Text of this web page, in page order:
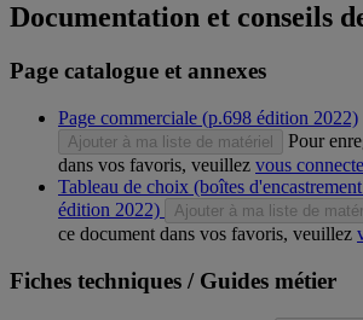
Documentation et conseils
Page catalogue et annexes
Page commerciale (p.698 édition 2022)
Ajouter à ma liste de matériel
Pour
dans vos favoris, veuillez vous
Tableau de choix (boîtes
édition 2022)
Ajouter à ma liste de
ce document dans vos favoris, veuillez
Fiches techniques / Guides métier